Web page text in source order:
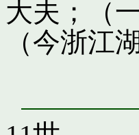
大夫；（
（今浙江